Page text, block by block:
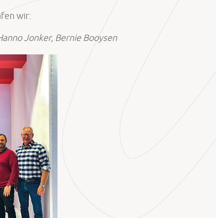
wir:
Jonker, Bernie Booysen